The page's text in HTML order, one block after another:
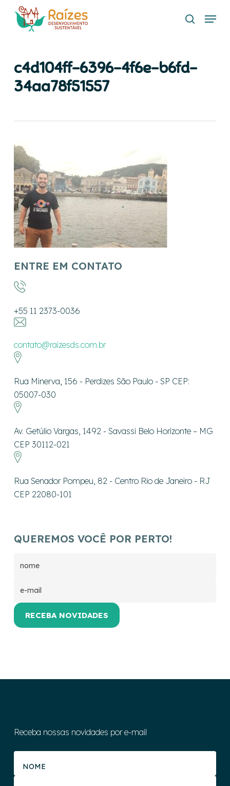
search
Menu
c4d104ff-6396-4f6e-b6fd-
34aa78f51557
ENTRE EM CONTATO
+55 11 2373-0036
contato@raizesds.com.br
Rua Minerva, 156 - Perdizes São Paulo - SP CEP:
05007-030
Av. Getúlio Vargas, 1492 - Savassi Belo Horizonte – MG
CEP 30112-021
Rua Senador Pompeu, 82 - Centro Rio de Janeiro - RJ
CEP 22080-101
QUEREMOS VOCÊ POR PERTO!
Receba nossas novidades por e-mail